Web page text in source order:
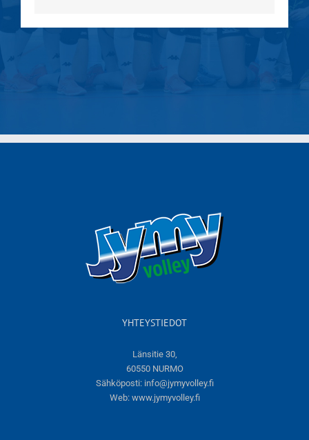
YHTEYSTIEDOT
Länsitie 30,
60550 NURMO
Sähköposti: info@jymyvolley.fi
Web: www.jymyvolley.fi